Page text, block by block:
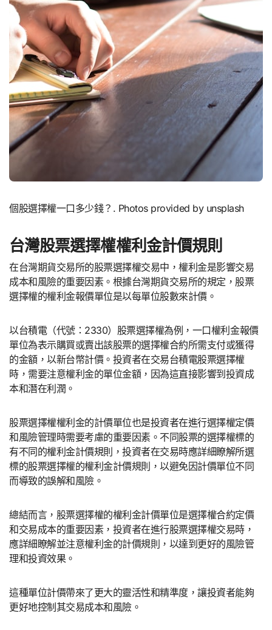
個股選擇權一口多少錢？. Photos provided by unsplash
台灣股票選擇權權利金計價規則
在台灣期貨交易所的股票選擇權交易中，權利金是影響交易
成本和風險的重要因素。根據台灣期貨交易所的規定，股票
選擇權的權利金報價單位是以每單位股數來計價。
以台積電（代號：2330）股票選擇權為例，一口權利金報價
單位為表示購買或賣出該股票的選擇權合約所需支付或獲得
的金額，以新台幣計價。投資者在交易台積電股票選擇權
時，需要注意權利金的單位金額，因為這直接影響到投資成
本和潛在利潤。
股票選擇權權利金的計價單位也是投資者在進行選擇權定價
和風險管理時需要考慮的重要因素。不同股票的選擇權標的
有不同的權利金計價規則，投資者在交易時應詳細瞭解所選
標的股票選擇權的權利金計價規則，以避免因計價單位不同
而導致的誤解和風險。
總結而言，股票選擇權的權利金計價單位是選擇權合約定價
和交易成本的重要因素，投資者在進行股票選擇權交易時，
應詳細瞭解並注意權利金的計價規則，以達到更好的風險管
理和投資效果。
這種單位計價帶來了更大的靈活性和精準度，讓投資者能夠
更好地控制其交易成本和風險。